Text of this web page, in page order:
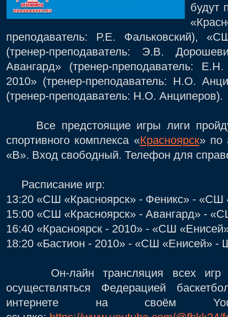
будут
преподаватель: Р.Е. Фальковский),
(тренер-преподаватель: Э.В.
Авангард» (тренер-преподаватель:
2010» (тренер-преподаватель: Н.О.
(тренер-преподаватель: Н.О. Анциперов).
Все предстоящие игры лиги
спортивного комплекса «Красноярск» по
«В». Вход свободный. Телефон для
Расписание игр:
13:20 «СШ «Красноярск» - Феникс» - «СШ
15:00 «СШ «Красноярск» - Авангард» -
16:40 «Красноярск - 2010» - «СШ
18:20 «Бастион - 2010» - «СШ «Енисей» -
Он-лайн трансляция всех игр
осуществляться Федерацией
интернете на своём